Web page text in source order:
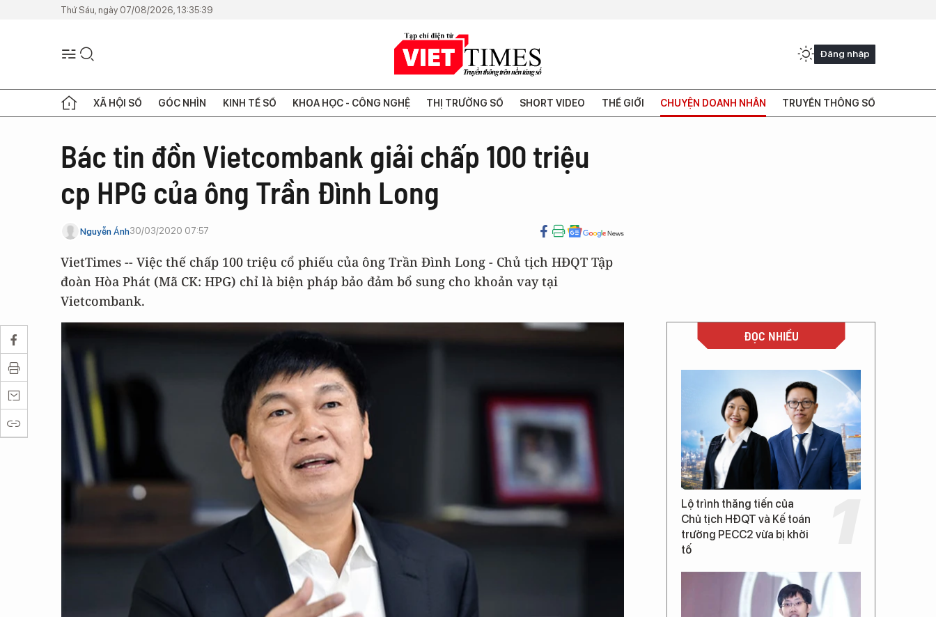
Thứ Sáu, ngày 07/08/2026, 13:35:39
Đăng nhập
XÃ HỘI SỐ GÓC NHÌN KINH TẾ SỐ KHOA HỌC - CÔNG NGHỆ THỊ TRƯỜNG SỐ SHORT VIDEO THẾ GIỚI CHUYỆN DOANH NHÂN TRUYỀN THÔNG SỐ
Bác tin đồn Vietcombank giải chấp 100 triệu
cp HPG của ông Trần Đình Long
Nguyễn Ánh30/03/2020 07:57
VietTimes -- Việc thế chấp 100 triệu cổ phiếu của ông Trần Đình Long - Chủ tịch HĐQT Tập
đoàn Hòa Phát (Mã CK: HPG) chỉ là biện pháp bảo đảm bổ sung cho khoản vay tại
Vietcombank.
ĐỌC NHIỀU
Lộ trình thăng tiến của
Chủ tịch HĐQT và Kế toán
trưởng PECC2 vừa bị khởi
tố